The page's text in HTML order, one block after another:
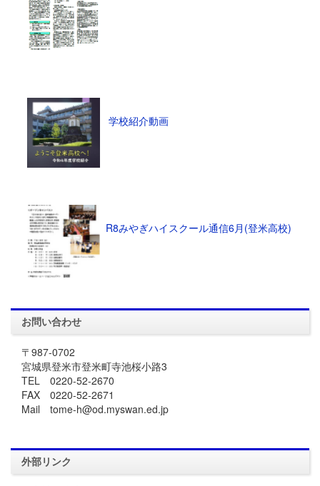
学校紹介動画
R8みやぎハイスクール通信6月(登米高校)
お問い合わせ
〒987-0702
宮城県登米市登米町寺池桜小路3
TEL 0220-52-2670
FAX 0220-52-2671
Mail tome-h@od.myswan.ed.jp
外部リンク